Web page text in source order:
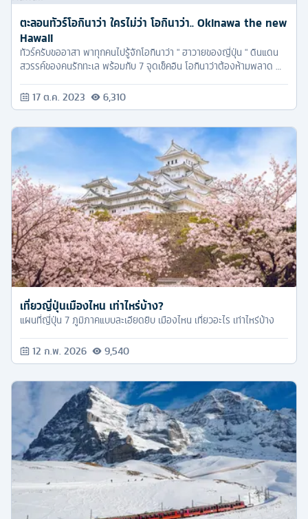
ตะลอนทัวร์โอกินาว่า ใครไม่ว่า โอกินาว่า.. Okinawa the new
Hawaii
ทัวร์ครับขออาสา พาทุกคนไปรู้จักโอกินาว่า " ฮาวายของญี่ปุ่น " ดินแดน
สวรรค์ของคนรักทะเล พร้อมกับ 7 จุดเช็คอิน โอกินาว่าต้องห้ามพลาด 🌊
17 ต.ค. 2023 6,310
เที่ยวญี่ปุ่นเมืองไหน เท่าไหร่บ้าง?
แผนที่ญี่ปุ่น 7 ภูมิภาคแบบละเอียดยิบ เมืองไหน เที่ยวอะไร เท่าไหร่บ้าง
12 ก.พ. 2026 9,540